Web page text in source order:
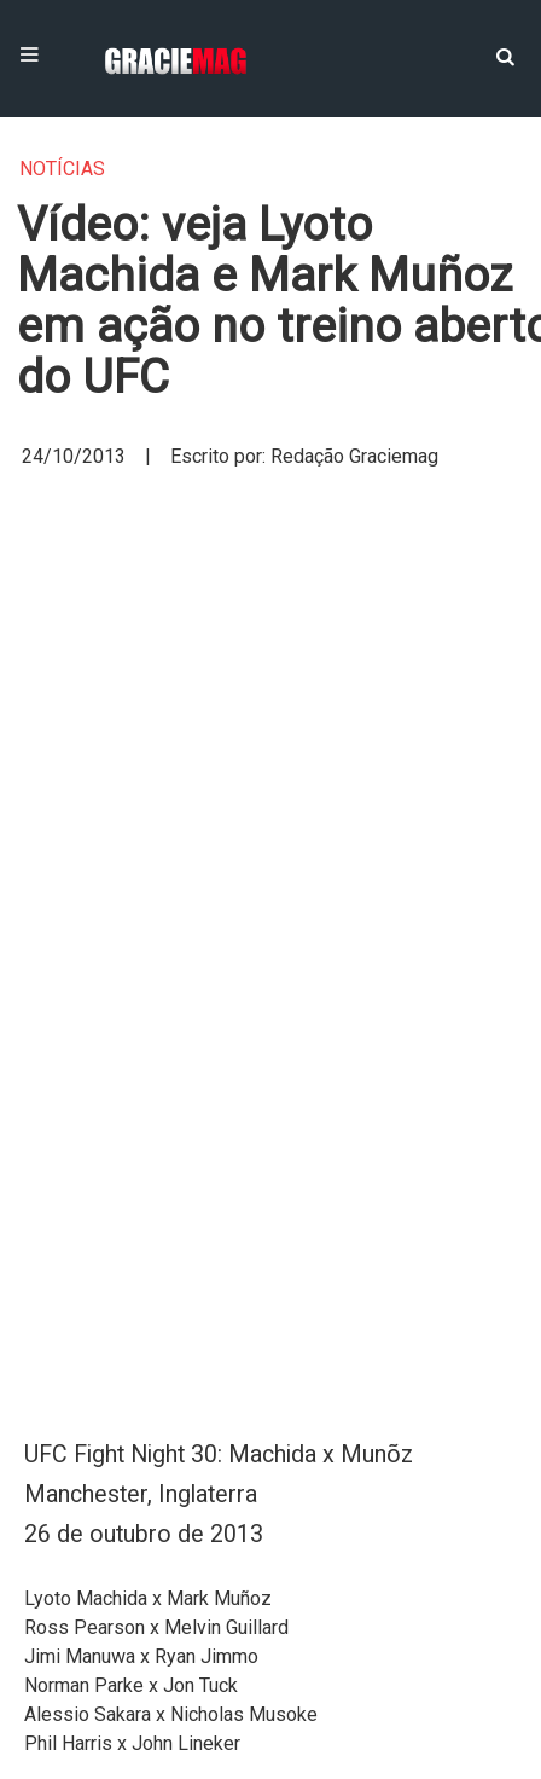
NOTÍCIAS
Vídeo: veja Lyoto
Machida e Mark Muñoz
em ação no treino
do UFC
24/10/2013 | Escrito por: Redação Graciemag
UFC Fight Night 30: Machida x Munõz
Manchester, Inglaterra
26 de outubro de 2013
Lyoto Machida x Mark Muñoz
Ross Pearson x Melvin Guillard
Jimi Manuwa x Ryan Jimmo
Norman Parke x Jon Tuck
Alessio Sakara x Nicholas Musoke
Phil Harris x John Lineker